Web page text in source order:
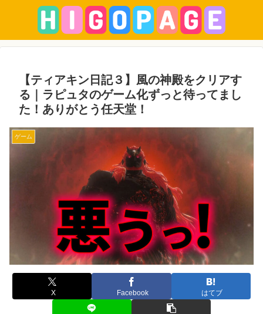
【ティアキン日記３】風の神殿をクリアす
る｜ラピュタのゲーム化ずっと待ってまし
た！ありがとう任天堂！
ゲーム
X Facebook はてブ